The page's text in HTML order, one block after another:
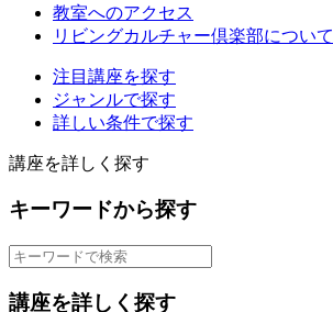
教室へのアクセス
リビングカルチャー倶楽部について
注目講座を探す
ジャンルで探す
詳しい条件で探す
講座を詳しく探す
キーワードから探す
講座を詳しく探す